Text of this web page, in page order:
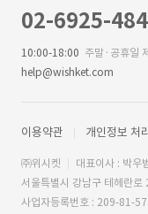
02-6925-
10:00-18:00 주말·공휴일
help@wishket.com
이용약관 개인정보 처
㈜위시켓
대표이사 : 박우
서울특별시 강남구 테헤란
사업자등록번호 : 209-81-